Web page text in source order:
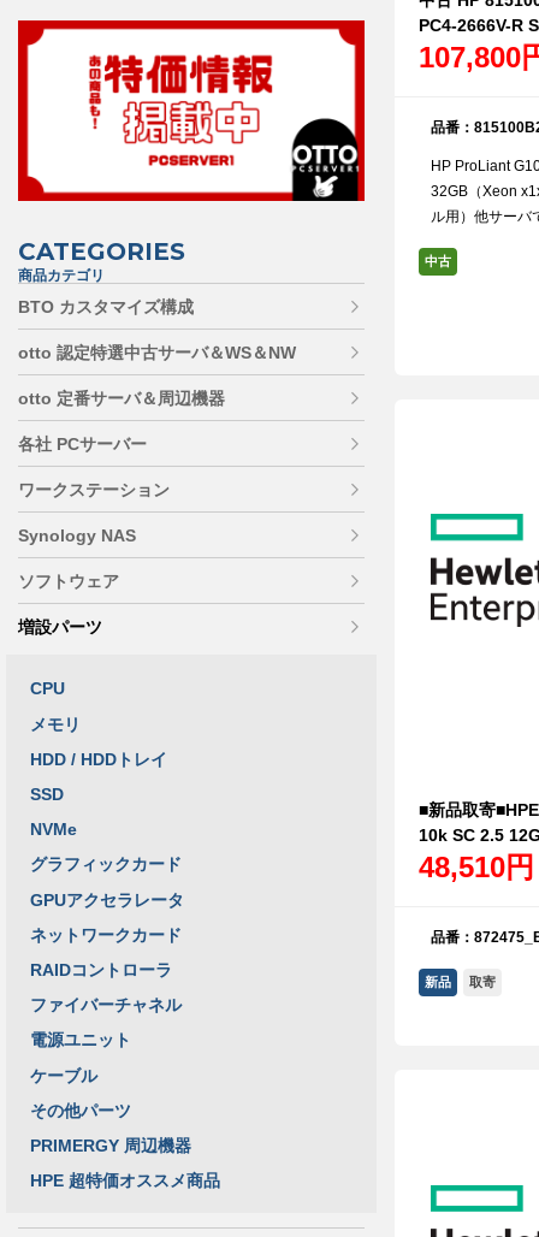
PC4-2666V-R
107,800
品番：
HP ProLiant
32GB（Xeon
ル用）他サーバ
中古
■新品取寄
10k SC 2.5
48,510円
品番：
新品 取寄
CATEGORIES
商品カテゴリ
BTO カスタマイズ構成
otto 認定特選中古サーバ＆WS＆NW
otto 定番サーバ＆周辺機器
各社 PCサーバー
ワークステーション
Synology NAS
ソフトウェア
増設パーツ
CPU
メモリ
HDD / HDDトレイ
SSD
NVMe
グラフィックカード
GPUアクセラレータ
ネットワークカード
RAIDコントローラ
ファイバーチャネル
電源ユニット
ケーブル
その他パーツ
PRIMERGY 周辺機器
HPE 超特価オススメ商品